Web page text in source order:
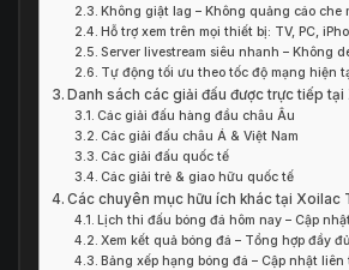
Không giật lag – Không quảng cáo che
Hỗ trợ xem trên mọi thiết bị: TV, PC,
Server livestream siêu nhanh – Không
Tự động tối ưu theo tốc độ mạng hiện
Danh sách các giải đấu được trực tiếp
Các giải đấu hàng đầu châu Âu
Các giải đấu châu Á & Việt Nam
Các giải đấu quốc tế
Các giải trẻ & giao hữu quốc tế
Các chuyên mục hữu ích khác tại Xoilac
Lịch thi đấu bóng đá hôm nay – Cập
Xem kết quả bóng đá – Tổng hợp đầy
Bảng xếp hạng bóng đá – Cập nhật liên